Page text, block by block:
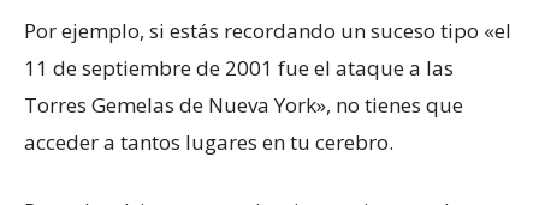
Por ejemplo, si estás recordando un suceso tipo «el
11 de septiembre de 2001 fue el ataque a las
Torres Gemelas de Nueva York», no tienes que
acceder a tantos lugares en tu cerebro.